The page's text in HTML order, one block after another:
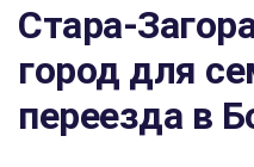
Стара-
город для
переезда в